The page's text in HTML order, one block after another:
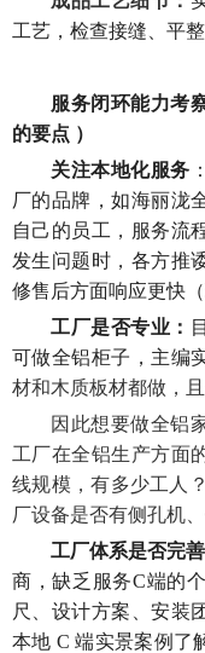
工艺，检查接缝、平
服务闭环能力考
的要点 ）
关注本地化服务
厂的品牌，如海丽泷
自己的员工，服务流
发生问题时， 各方推
修售后方面响应更快
工厂是否专业：
可做全铝柜子，主编
材和木质板材都做 ，且
因此想要做全铝
工厂在全铝生产方面
线规模，有多少工人
厂设备是否有侧孔机
工厂体系是否完善
商，缺乏服务C端的
尺、设计方案、安装
本地 C 端实景案例了